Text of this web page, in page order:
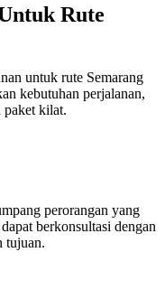
Rute
untuk rute Semarang
kebutuhan perjalanan,
paket kilat.
perorangan yang
berkonsultasi dengan
tujuan.